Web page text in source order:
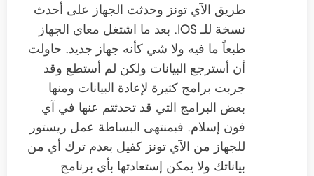
طريق الآي تونز وحدثت الجهاز على أحدث
نسخة للـ IOS. بعد ما اشتغل معاي الجهاز
طبعاً ما فيه ولا شي كأنه جهاز جديد. حاولت
أن أسترجع البيانات ولكن لم أستطع وقد
جربت برامج كثيرة لإعادة البيانات ومنها
بعض البرامج التي قد تحدثتم عنها في آي
فون إسلام. فبمنتهى البساطة عمل ريستور
للجهاز من الآي تونز كفيل بعدم ترك أي من
بياناتك ولا يمكن إستعادتها بأي برنامج